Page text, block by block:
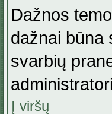
Dažnos
dažnai būna
svarbių
Į viršų